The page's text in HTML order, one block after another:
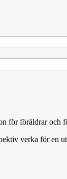
för föräldrar och
verka för en